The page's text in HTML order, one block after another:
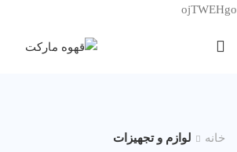
ojTWEHgo
خانه لوازم و تجهیزات